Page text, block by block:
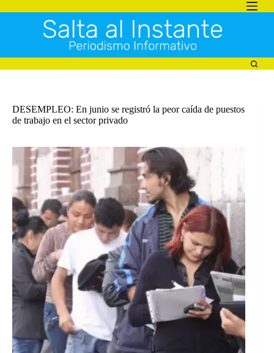
al
DESEMPLEO: En junio se registró la peor caída de puestos
de trabajo en el sector privado